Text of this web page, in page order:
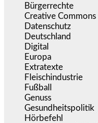
Bürgerrechte
Creative Commons
Datenschutz
Deutschland
Digital
Europa
Extratexte
Fleischindustrie
Fußball
Genuss
Gesundheitspolitik
Hörbefehl